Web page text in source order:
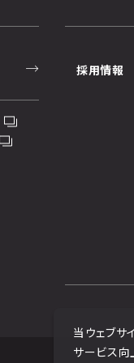
採用情報
当ウェブサ
サービス向